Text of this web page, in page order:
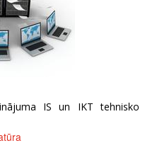
IS un IKT tehnisko